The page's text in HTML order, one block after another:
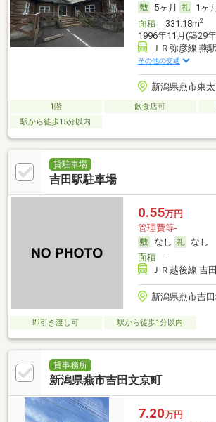
5ヶ月
1ヶ月
面積331.18m2
1996年11月(築29
ＪＲ弥彦線 燕
その他の交通
新潟県燕市東太
1階 飲食店可
駅から徒歩15分以内
貸駐車場
吉田駅駐車場
0.55万円
管理費等-
なし
なし
面積-
ＪＲ越後線 吉
新潟県燕市吉
即引き渡し可 駅から徒歩1分以内
貸事務所
新潟県燕市吉田文京町
7.20万円